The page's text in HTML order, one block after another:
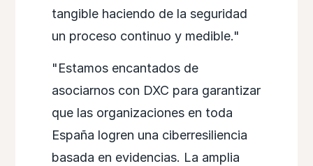
tangible haciendo de la seguridad
un proceso continuo y medible."
"Estamos encantados de
asociarnos con DXC para garantizar
que las organizaciones en toda
España logren una ciberresiliencia
basada en evidencias. La amplia